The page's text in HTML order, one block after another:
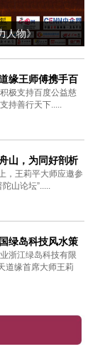
人物》
缘王师傅携手百
极支持百度公益慈
持善行天下.....
山，为同好剖析
，王莉平大师应邀参
山论坛”.....
绿岛科技风水策
浙江绿岛科技有限
道缘首席大师王莉